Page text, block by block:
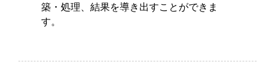
築・処理、結果を導き出すことができま
す。